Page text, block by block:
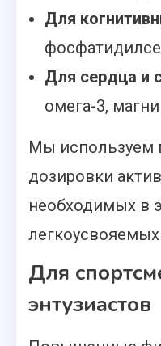
Для
Для сердца и
омега-3,
Мы
дозировки
необходимых в
Для
энтузиастов